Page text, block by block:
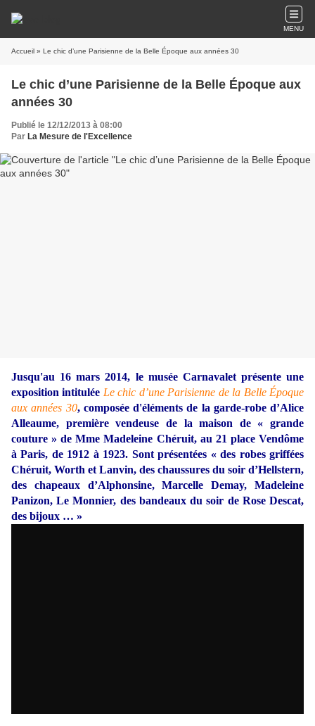
MENU
Accueil » Le chic d’une Parisienne de la Belle Époque aux années 30
Le chic d’une Parisienne de la Belle Époque aux
années 30
Publié le 12/12/2013 à 08:00
Par La Mesure de l'Excellence
Jusqu'au 16 mars 2014, le musée Carnavalet présente une
exposition intitulée Le chic d’une Parisienne de la Belle Époque
aux années 30, composée d'éléments de la garde-robe d’Alice
Alleaume, première vendeuse de la maison de « grande
couture » de Mme Madeleine Chéruit, au 21 place Vendôme
à Paris, de 1912 à 1923. Sont présentées « des robes griffées
Chéruit, Worth et Lanvin, des chaussures du soir d’Hellstern,
des chapeaux d’Alphonsine, Marcelle Demay, Madeleine
Panizon, Le Monnier, des bandeaux du soir de Rose Descat,
des bijoux … »